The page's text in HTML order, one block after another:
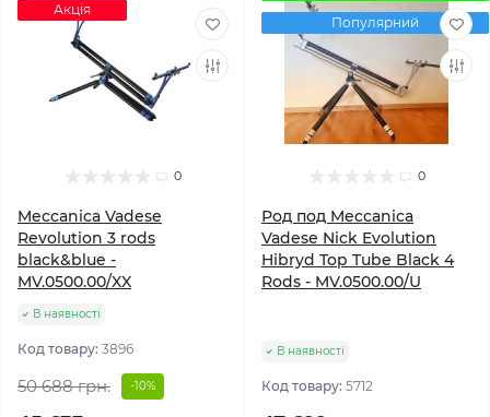
Акція
0
Meccanica Vadese
Revolution 3 rods
black&blue -
MV.0500.00/XX
В наявності
Код товару: 3896
50 688 грн. -10%
Популярний
0
Род под Meccanica
Vadese Nick Evolution
Hibryd Top Tube Black 4
Rods - MV.0500.00/U
В наявності
Код товару: 5712